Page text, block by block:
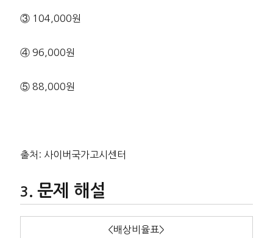
③ 104,000원
④ 96,000원
⑤ 88,000원
출처: 사이버국가고시센터
문제 해설
<배상비율표>